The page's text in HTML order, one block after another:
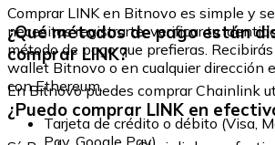
Comprar LINK en Bitnovo es simple y
necesitas registrarte, verificar tu
método de pago que prefieras.
wallet Bitnovo o en cualquier dirección
con Ethereum.
¿Qué métodos de pago están
comprar LINK?
En Bitnovo puedes comprar Chainlink
Tarjeta de crédito o débito (Visa,
¿Puedo comprar LINK en